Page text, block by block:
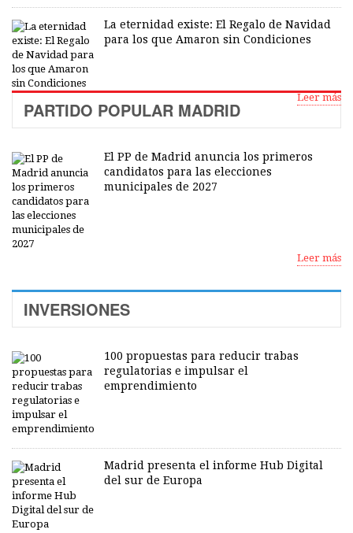
La eternidad existe: El Regalo de Navidad
para los que Amaron sin Condiciones
Leer más
PARTIDO POPULAR MADRID
El PP de Madrid anuncia los primeros
candidatos para las elecciones
municipales de 2027
Leer más
INVERSIONES
100 propuestas para reducir trabas
regulatorias e impulsar el
emprendimiento
Madrid presenta el informe Hub Digital
del sur de Europa